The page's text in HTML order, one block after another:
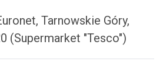
Tarnowskie Góry,
(Supermarket "Tesco")